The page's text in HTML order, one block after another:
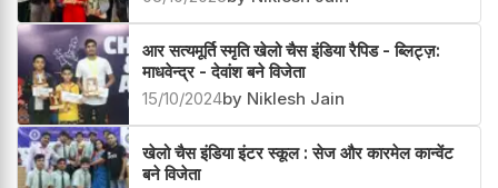
आर सत्यमूर्ति स्मृति खेलो चैस इंडिया रैपिड - ब्लिट्ज़:
माधवेन्द्र - देवांश बने विजेता
15/10/2024by Niklesh Jain
खेलो चैस इंडिया इंटर स्कूल : सेज और कारमेल कान्वेंट
बने विजेता